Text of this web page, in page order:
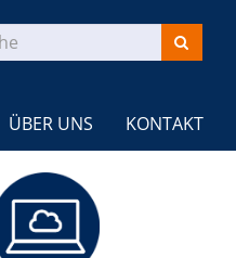
ÜBER UNS KONTAKT